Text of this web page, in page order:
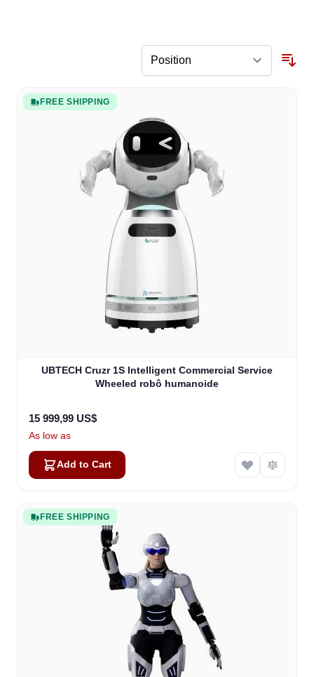
FREE SHIPPING
UBTECH Cruzr 1S Intelligent Commercial Service
Wheeled robô humanoide
15 999,99 US$
As low as
Add to Cart
FREE SHIPPING